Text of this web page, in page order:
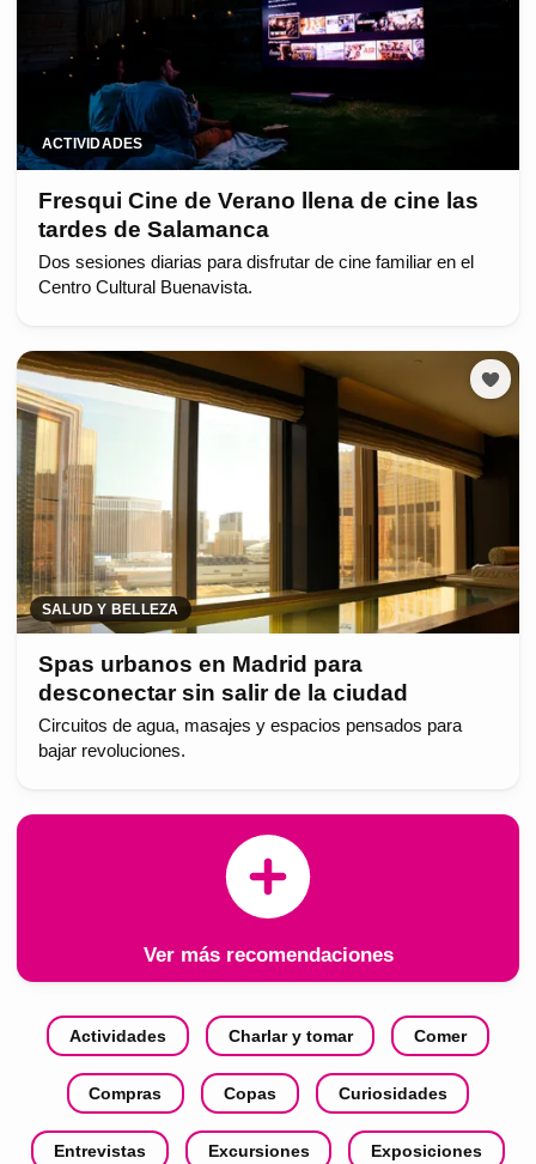
ACTIVIDADES
Fresqui Cine de Verano llena de cine las
tardes de Salamanca
Dos sesiones diarias para disfrutar de cine familiar en el
Centro Cultural Buenavista.
SALUD Y BELLEZA
Spas urbanos en Madrid para
desconectar sin salir de la ciudad
Circuitos de agua, masajes y espacios pensados para
bajar revoluciones.
Ver más recomendaciones
Actividades Charlar y tomar Comer
Compras Copas Curiosidades
Entrevistas Excursiones Exposiciones